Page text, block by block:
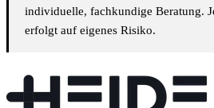
individuelle, fachkundige Beratung.
erfolgt auf eigenes Risiko.